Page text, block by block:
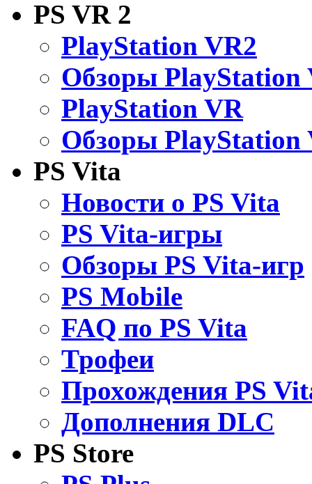
PS VR 2
PlayStation VR2
Обзоры PlayStation
PlayStation VR
Обзоры PlayStation
PS Vita
Новости о PS Vita
PS Vita-игры
Обзоры PS Vita-игр
PS Mobile
FAQ по PS Vita
Трофеи
Прохождения PS
Дополнения DLC
PS Store